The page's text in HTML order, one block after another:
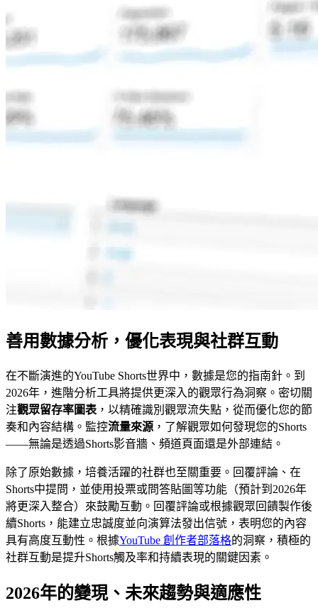
善用數據分析，優化表現與社群互動
在不斷演進的YouTube Shorts世界中，數據是您的指南針。到
2026年，進階分析工具將提供更深入的觀眾行為洞察。密切關
注觀眾留存率圖表 ，以精確識別觀眾流失點，從而優化您的節
奏和內容結構。監控流量來源 ，了解觀眾如何發現您的Shorts
——無論是透過Shorts影音牆、頻道頁面還是外部連結。
除了原始數據，培養活躍的社群也至關重要。回覆評論、在
Shorts中提問，並使用投票或問答貼圖等功能（預計到2026年
將更深入整合）來鼓勵互動。回覆評論或根據觀眾回饋製作後
續Shorts，能建立忠誠度並向演算法發出信號，表明您的內容
具有高度互動性。根據YouTube 創作者部落格的洞察，積極的
社群互動是提升Shorts觸及率和持續表現的關鍵因素。
2026年的變現、未來趨勢與適應性